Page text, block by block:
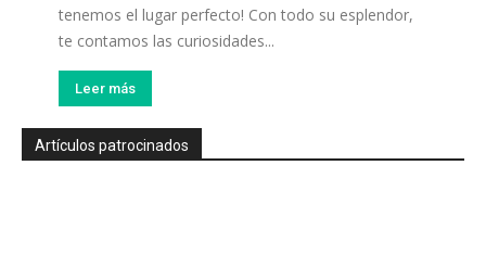
tenemos el lugar perfecto! Con todo su esplendor,
te contamos las curiosidades...
Leer más
Artículos patrocinados